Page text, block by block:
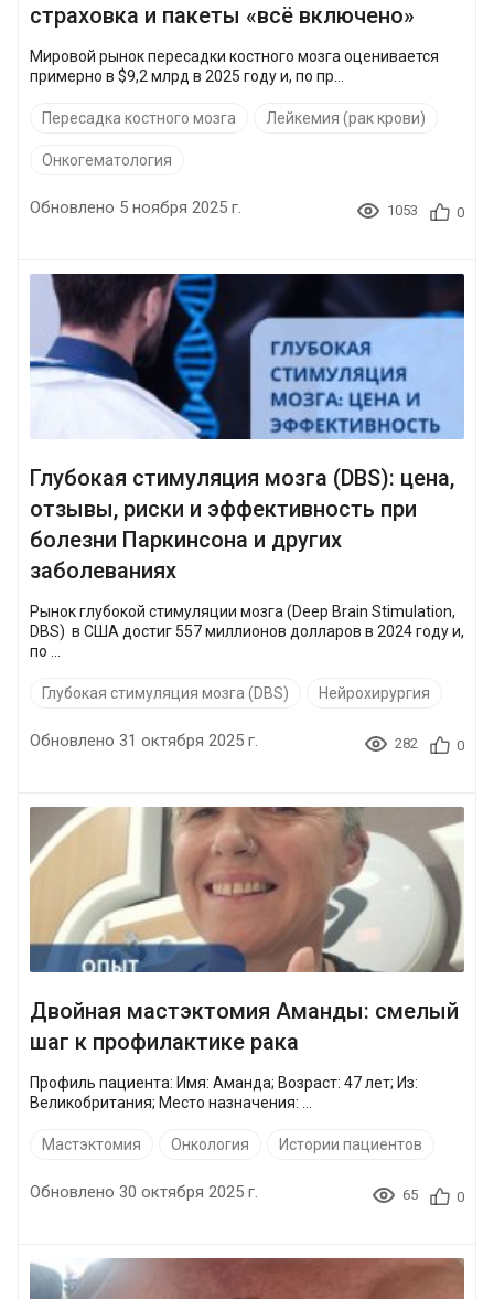
страховка и пакеты «всё включено»
Мировой рынок пересадки костного мозга оценивается
примерно в $9,2 млрд в 2025 году и, по пр...
Пересадка костного мозга Лейкемия (рак крови)
Онкогематология
Обновлено 5 ноября 2025 г. 1053 0
Глубокая стимуляция мозга (DBS): цена,
отзывы, риски и эффективность при
болезни Паркинсона и других
заболеваниях
Рынок глубокой стимуляции мозга (Deep Brain Stimulation,
DBS) в США достиг 557 миллионов долларов в 2024 году и,
по ...
Глубокая стимуляция мозга (DBS) Нейрохирургия
Обновлено 31 октября 2025 г. 282 0
Двойная мастэктомия Аманды: смелый
шаг к профилактике рака
Профиль пациента: Имя: Аманда; Возраст: 47 лет; Из:
Мастэктомия Онкология Истории пациентов
Обновлено 30 октября 2025 г. 65 0